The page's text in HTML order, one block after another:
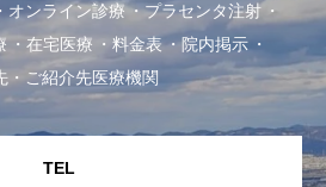
オンライン診療
プラセンタ注射
在宅医療 料金表
院内掲示
・ご紹介先医療機関
TEL